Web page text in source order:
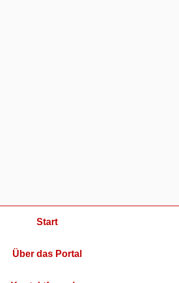
Start
Über das Portal